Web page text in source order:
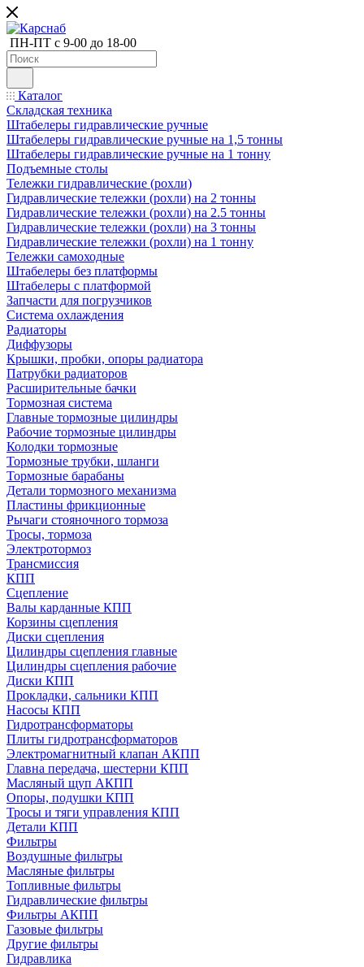
ПН-ПТ с 9-00 до 18-00
Каталог
Складская техника
Штабелеры гидравлические ручные
Штабелеры гидравлические ручные на 1,5 тонны
Штабелеры гидравлические ручные на 1 тонну
Подъемные столы
Тележки гидравлические (рохли)
Гидравлические тележки (рохли) на 2 тонны
Гидравлические тележки (рохли) на 2.5 тонны
Гидравлические тележки (рохли) на 3 тонны
Гидравлические тележки (рохли) на 1 тонну
Тележки самоходные
Штабелеры без платформы
Штабелеры с платформой
Запчасти для погрузчиков
Система охлаждения
Радиаторы
Диффузоры
Крышки, пробки, опоры радиатора
Патрубки радиаторов
Расширительные бачки
Тормозная система
Главные тормозные цилиндры
Рабочие тормозные цилиндры
Колодки тормозные
Тормозные трубки, шланги
Тормозные барабаны
Детали тормозного механизма
Пластины фрикционные
Рычаги стояночного тормоза
Тросы, тормоза
Электротормоз
Трансмиссия
КПП
Сцепление
Валы карданные КПП
Корзины сцепления
Диски сцепления
Цилиндры сцепления главные
Цилиндры сцепления рабочие
Диски КПП
Прокладки, сальники КПП
Насосы КПП
Гидротрансформаторы
Плиты гидротрансформаторов
Электромагнитный клапан АКПП
Главна передача, шестерни КПП
Масляный щуп АКПП
Опоры, подушки КПП
Тросы и тяги управления КПП
Детали КПП
Фильтры
Воздушные фильтры
Масляные фильтры
Топливные фильтры
Гидравлические фильтры
Фильтры АКПП
Газовые фильтры
Другие фильтры
Гидравлика